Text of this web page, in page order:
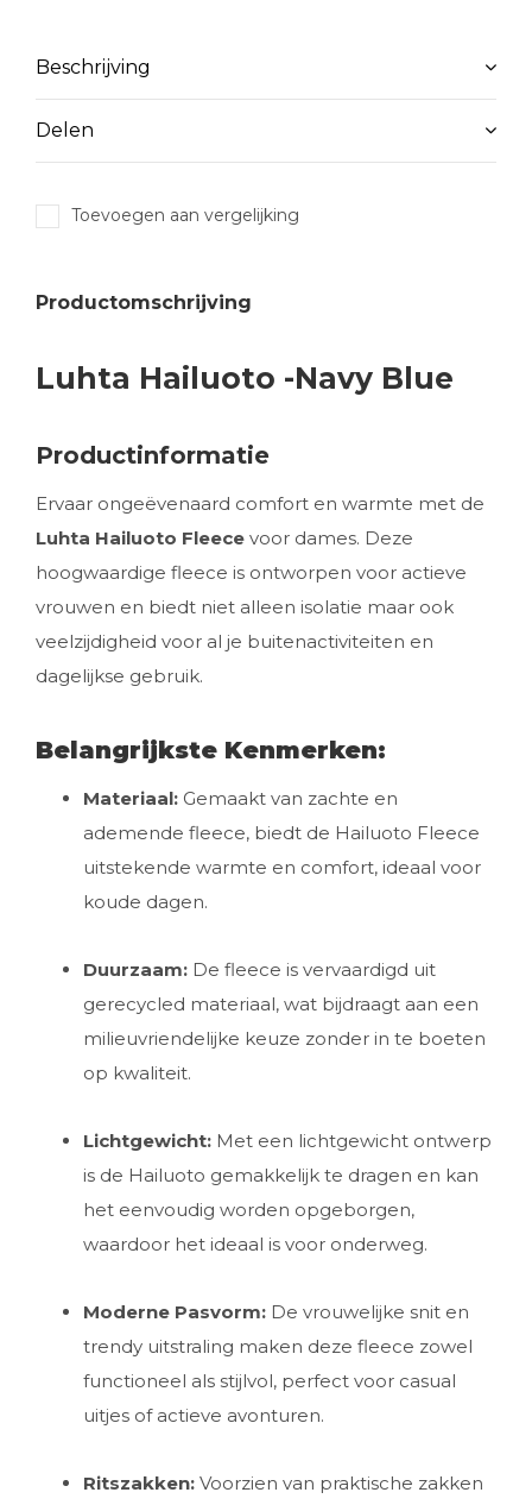
Beschrijving
Delen
Toevoegen aan vergelijking
Productomschrijving
Luhta Hailuoto -Navy Blue
Productinformatie
Ervaar ongeëvenaard comfort en warmte met de
Luhta Hailuoto Fleece voor dames. Deze
hoogwaardige fleece is ontworpen voor actieve
vrouwen en biedt niet alleen isolatie maar ook
veelzijdigheid voor al je buitenactiviteiten en
dagelijkse gebruik.
Belangrijkste Kenmerken:
Materiaal: Gemaakt van zachte en
ademende fleece, biedt de Hailuoto Fleece
uitstekende warmte en comfort, ideaal voor
koude dagen.
Duurzaam: De fleece is vervaardigd uit
gerecycled materiaal, wat bijdraagt aan een
milieuvriendelijke keuze zonder in te boeten
op kwaliteit.
Lichtgewicht: Met een lichtgewicht ontwerp
is de Hailuoto gemakkelijk te dragen en kan
het eenvoudig worden opgeborgen,
waardoor het ideaal is voor onderweg.
Moderne Pasvorm: De vrouwelijke snit en
trendy uitstraling maken deze fleece zowel
functioneel als stijlvol, perfect voor casual
uitjes of actieve avonturen.
Ritszakken: Voorzien van praktische zakken